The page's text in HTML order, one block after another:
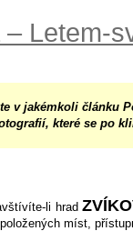
– Letem-
v jakémkoli článku
, které se po
li hrad
míst,